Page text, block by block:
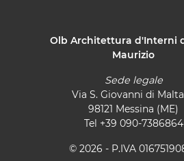
Olb Architettura d'Interni
Maurizio
Sede legale
Via S. Giovanni di
98121 Messina (ME)
Tel +39 090-7386864
© 2026 - P.IVA